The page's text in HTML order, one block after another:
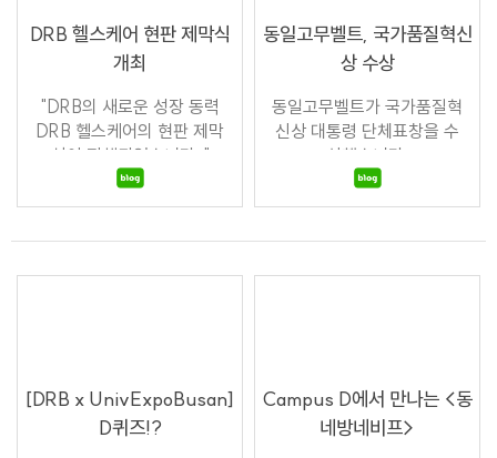
DRB 헬스케어 현판 제막식
개최
"DRB의 새로운 성장 동력
DRB 헬스케어의 현판 제막
식이 진행되었습니다. "
동일고무벨트, 국가품질혁신
상 수상
동일고무벨트가 국가품질혁
신상 대통령 단체표창을 수
상했습니다.
[DRB x UnivExpoBusan]
D퀴즈!?
Campus D에서 만나는 <동
네방네비프>